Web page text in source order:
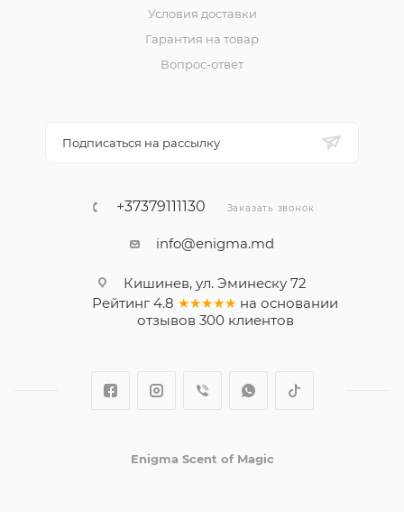
Условия доставки
Гарантия на товар
Вопрос-ответ
Подписаться на рассылку
+37379111130 Заказать звонок
info@enigma.md
Кишинев, ул. Эминеску 72
Рейтинг 4.8 ★★★★★ на основании
отзывов 300клиентов
Enigma Scent of Magic